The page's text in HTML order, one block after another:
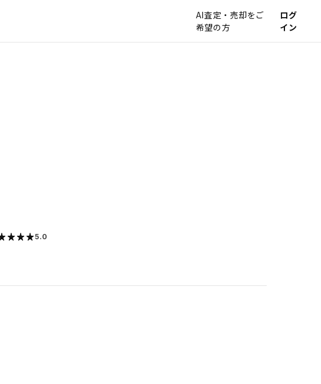
AI査定・売却をご
希望の方
ログ
イン
5.0